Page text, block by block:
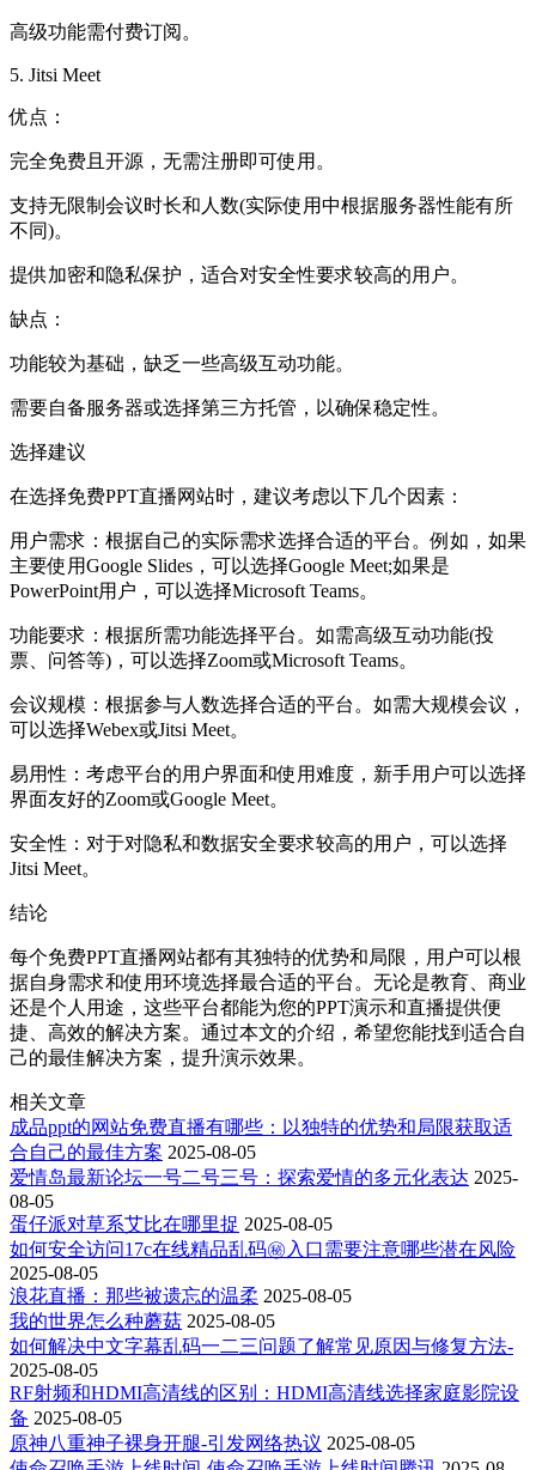
高级功能需付费订阅。
5. Jitsi Meet
优点：
完全免费且开源，无需注册即可使用。
支持无限制会议时长和人数(实际使用中根据服务器性能有所
不同)。
提供加密和隐私保护，适合对安全性要求较高的用户。
缺点：
功能较为基础，缺乏一些高级互动功能。
需要自备服务器或选择第三方托管，以确保稳定性。
选择建议
在选择免费PPT直播网站时，建议考虑以下几个因素：
用户需求：根据自己的实际需求选择合适的平台。例如，如果
主要使用Google Slides，可以选择Google Meet;如果是
PowerPoint用户，可以选择Microsoft Teams。
功能要求：根据所需功能选择平台。如需高级互动功能(投
票、问答等)，可以选择Zoom或Microsoft Teams。
会议规模：根据参与人数选择合适的平台。如需大规模会议，
可以选择Webex或Jitsi Meet。
易用性：考虑平台的用户界面和使用难度，新手用户可以选择
界面友好的Zoom或Google Meet。
安全性：对于对隐私和数据安全要求较高的用户，可以选择
Jitsi Meet。
结论
每个免费PPT直播网站都有其独特的优势和局限，用户可以根
据自身需求和使用环境选择最合适的平台。无论是教育、商业
还是个人用途，这些平台都能为您的PPT演示和直播提供便
捷、高效的解决方案。通过本文的介绍，希望您能找到适合自
己的最佳解决方案，提升演示效果。
相关文章
成品ppt的网站免费直播有哪些：以独特的优势和局限获取适
合自己的最佳方案 2025-08-05
爱情岛最新论坛一号二号三号：探索爱情的多元化表达 2025-
08-05
蛋仔派对草系艾比在哪里捉 2025-08-05
如何安全访问17c在线精品乱码㊙️入口需要注意哪些潜在风险
2025-08-05
浪花直播：那些被遗忘的温柔 2025-08-05
我的世界怎么种蘑菇 2025-08-05
如何解决中文字幕乱码一二三问题了解常见原因与修复方法-
2025-08-05
RF射频和HDMI高清线的区别：HDMI高清线选择家庭影院设
备 2025-08-05
原神八重神子裸身开腿-引发网络热议 2025-08-05